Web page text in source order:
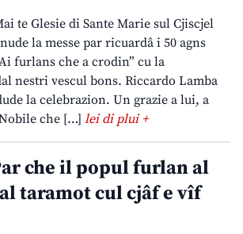
te Glesie di Sante Marie sul Cjiscjel
la messe par ricuardâ i 50 agns
furlans che a crodin” cu la
nestri vescul bons. Riccardo Lamba
la celebrazion. Un grazie a lui, a
che […] lei di plui +
che il popul furlan al
taramot cul cjâf e vîf